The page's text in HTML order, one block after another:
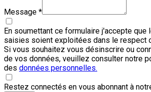
Message *
En soumettant ce formulaire j'accepte que
saisies soient exploitées dans le respect
Si vous souhaitez vous désinscrire ou
de vos données, veuillez consulter notre
des données personnelles.
Restez connectés en vous abonnant à